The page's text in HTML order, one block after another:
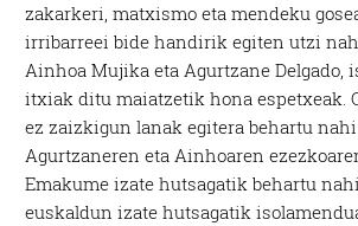
zakarkeri, matxismo eta mendeku
irribarreei bide handirik egiten utzi
Ainhoa Mujika eta Agurtzane Delgado,
itxiak ditu maiatzetik hona espetxeak.
ez zaizkigun lanak egitera behartu
Agurtzaneren eta Ainhoaren
Emakume izate hutsagatik behartu
euskaldun izate hutsagatik